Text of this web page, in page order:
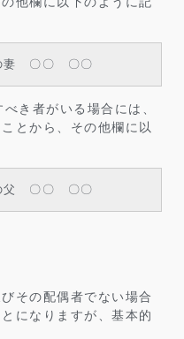
妻 〇〇 〇〇
き者がいる場合には、
とから、その他欄に以
父 〇〇 〇〇
その配偶者でない場合
になりますが、基本的